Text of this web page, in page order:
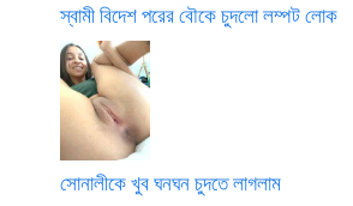
স্বামী বিদেশ পরের বৌকে চুদলো লম্পট লোক
সোনালীকে খুব ঘনঘন চুদতে লাগলাম